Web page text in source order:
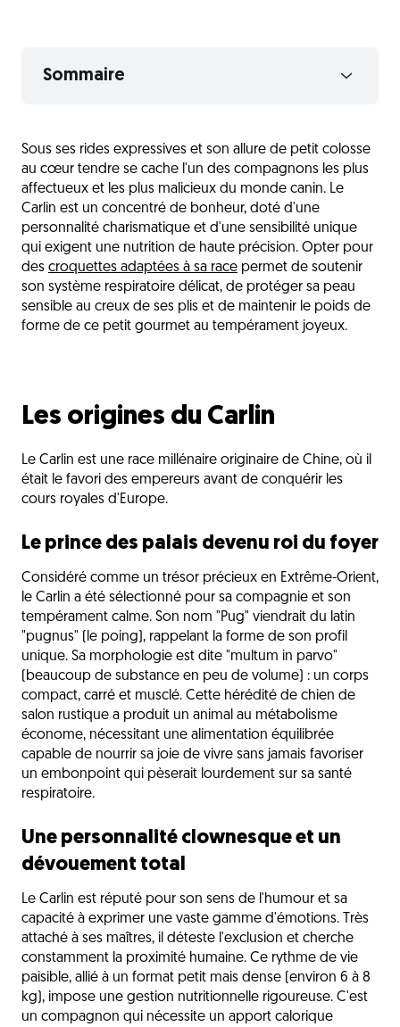
Sommaire
La nutrition du Carlin
Les sensibilités du Carlin
Les critères de choix des croquettes
Les besoins selon les étapes de vie
Une gamelle à la hauteur de son cœur
L'avis du vétérinaire
Sous ses rides expressives et son allure de petit colosse
au cœur tendre se cache l'un des compagnons les plus
affectueux et les plus malicieux du monde canin. Le
Carlin est un concentré de bonheur, doté d'une
personnalité charismatique et d'une sensibilité unique
qui exigent une nutrition de haute précision. Opter pour
des croquettes adaptées à sa race permet de soutenir
son système respiratoire délicat, de protéger sa peau
sensible au creux de ses plis et de maintenir le poids de
forme de ce petit gourmet au tempérament joyeux.
Les origines du Carlin
Le Carlin est une race millénaire originaire de Chine, où il
était le favori des empereurs avant de conquérir les
cours royales d'Europe.
Le prince des palais devenu roi du foyer
Considéré comme un trésor précieux en Extrême-Orient,
le Carlin a été sélectionné pour sa compagnie et son
tempérament calme. Son nom "Pug" viendrait du latin
"pugnus" (le poing), rappelant la forme de son profil
unique. Sa morphologie est dite "multum in parvo"
(beaucoup de substance en peu de volume) : un corps
compact, carré et musclé. Cette hérédité de chien de
salon rustique a produit un animal au métabolisme
économe, nécessitant une alimentation équilibrée
capable de nourrir sa joie de vivre sans jamais favoriser
un embonpoint qui pèserait lourdement sur sa santé
respiratoire.
Une personnalité clownesque et un
dévouement total
Le Carlin est réputé pour son sens de l'humour et sa
capacité à exprimer une vaste gamme d'émotions. Très
attaché à ses maîtres, il déteste l'exclusion et cherche
constamment la proximité humaine. Ce rythme de vie
paisible, allié à un format petit mais dense (environ 6 à 8
kg), impose une gestion nutritionnelle rigoureuse. C'est
un compagnon qui nécessite un apport calorique